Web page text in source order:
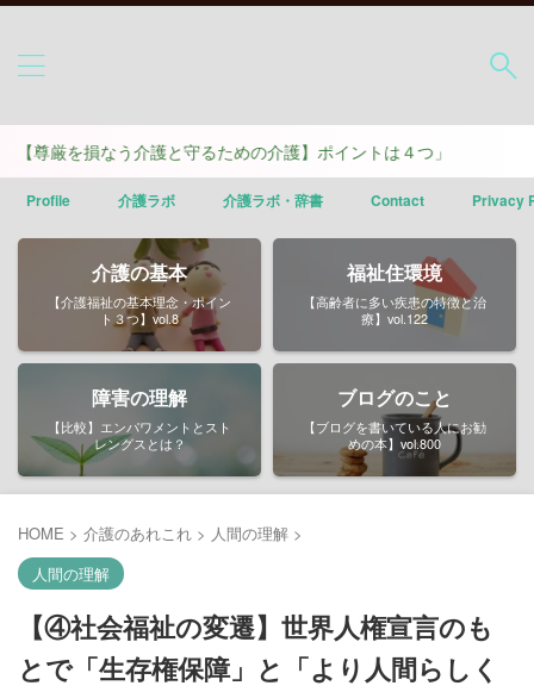
なう介護と守るための介護】ポイントは４つ」
Profile 介護ラボ 介護ラボ・辞書 Contact Privacy
介護の基本
【介護福祉の基本理念・ポイン
ト３つ】vol.8
福祉住環境
【高齢者に多い疾患の特徴と治
療】vol.122
障害の理解
【比較】エンパワメントとスト
レングスとは？
ブログのこと
【ブログを書いている人にお勧
めの本】vol.800
HOME > 介護のあれこれ > 人間の理解 >
人間の理解
【④社会福祉の変遷】世界人権宣言のも
とで「生存権保障」と「より人間らしく